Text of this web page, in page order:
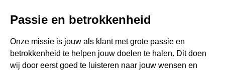
Passie en betrokkenheid
Onze missie is jouw als klant met grote passie en
betrokkenheid te helpen jouw doelen te halen. Dit doen
wij door eerst goed te luisteren naar jouw wensen en